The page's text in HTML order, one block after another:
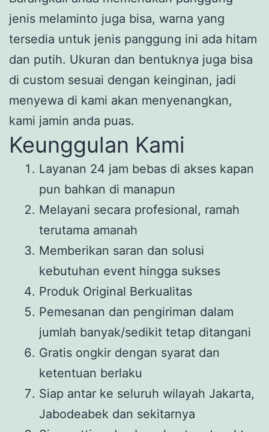
jenis melaminto juga bisa, warna yang
tersedia untuk jenis panggung ini ada hitam
dan putih. Ukuran dan bentuknya juga bisa
di custom sesuai dengan keinginan, jadi
menyewa di kami akan menyenangkan,
kami jamin anda puas.
Keunggulan Kami
Layanan 24 jam bebas di akses kapan
pun bahkan di manapun
Melayani secara profesional, ramah
terutama amanah
Memberikan saran dan solusi
kebutuhan event hingga sukses
Produk Original Berkualitas
Pemesanan dan pengiriman dalam
jumlah banyak/sedikit tetap ditangani
Gratis ongkir dengan syarat dan
ketentuan berlaku
Siap antar ke seluruh wilayah Jakarta,
Jabodeabek dan sekitarnya